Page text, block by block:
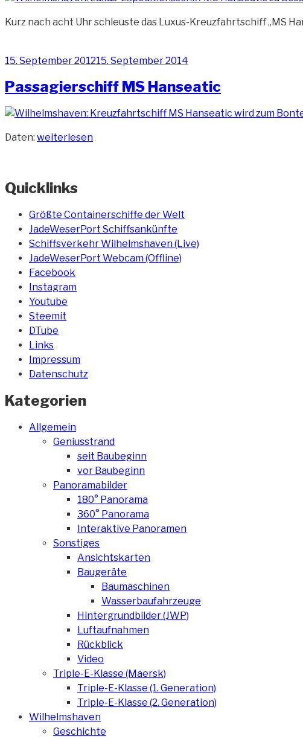
Kurz nach acht Uhr schleuste das Luxus-Kreuzfahrtschiff „MS
Veröffentlicht
15. September 201215. September 2014
Passagierschiff MS Hanseatic
Daten: „Passagierschiff
weiterlesen
Quicklinks
Größte Containerschiffe der Welt
JadeWeserPort Schiffsankünfte
Schiffsverkehr Wilhelmshaven (Live)
JadeWeserPort Webcam (Offline)
Facebook
Instagram
Youtube
Steemit
DTube
Links
Impressum
Datenschutz
Kategorien
Allgemein
Geniusstrand
seit Baubeginn
vor Baubeginn
Panoramabilder
180° Panorama
360° Panorama
Interaktive Panoramen
Sonstiges
Ansichtskarten
Baugeräte
Baumaschinen
Wasserbaufahrzeuge
Hintergrundbilder (JWP)
Luftaufnahmen
Rückblick
Video
Triple-E-Klasse (Maersk)
Triple-E-Klasse (1. Generation)
Triple-E-Klasse (2. Generation)
Wilhelmshaven
Geschichte